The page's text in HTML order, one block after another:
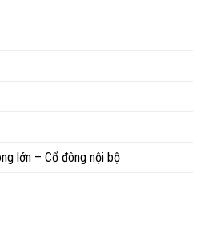
lớn – Cổ đông nội bộ